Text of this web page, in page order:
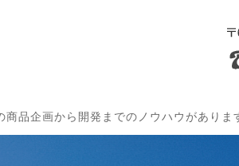
100円ショップ向け文
品企画から開発までのノウハウがありま